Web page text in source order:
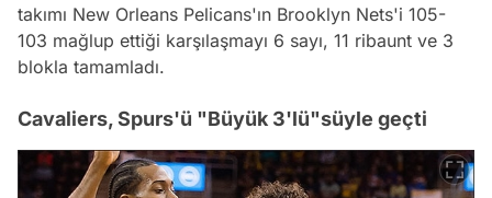
takımı New Orleans Pelicans'ın Brooklyn Nets'i 105-
103 mağlup ettiği karşılaşmayı 6 sayı, 11 ribaunt ve 3
blokla tamamladı.
Cavaliers, Spurs'ü "Büyük 3'lü"süyle geçti